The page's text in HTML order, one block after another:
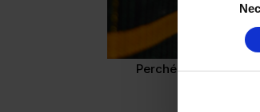
del
Perché Jacketta